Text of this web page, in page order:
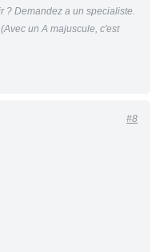
? Demandez a un specialiste.
un A majuscule, c'est
#8